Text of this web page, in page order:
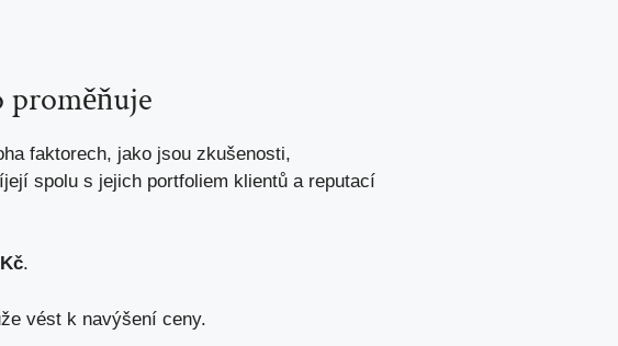
‍proměňuje
faktorech,‍ jako jsou ⁤zkušenosti,
spolu s jejich portfoliem klientů a reputací
.
vést k navýšení ⁢ceny.